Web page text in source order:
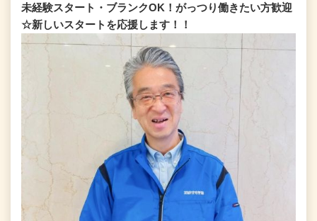
未経験スタート・ブランクOK！がっつり働きたい方歓迎
☆新しいスタートを応援します！！